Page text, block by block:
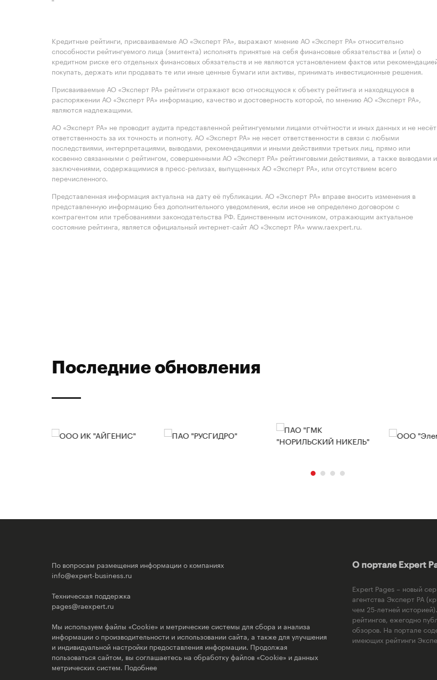
Кредитные рейтинги, присваиваемые АО «Эксперт РА», выражают мнение АО «Эксперт РА» относительно
способности рейтингуемого лица (эмитента) исполнять принятые на себя финансовые обязательства и (или) о
кредитном риске его отдельных финансовых обязательств и не являются установлением фактов или
покупать, держать или продавать те или иные ценные бумаги или активы, принимать инвестиционные решения.
Присваиваемые АО «Эксперт РА» рейтинги отражают всю относящуюся к объекту рейтинга и находящуюся в
распоряжении АО «Эксперт РА» информацию, качество и достоверность которой, по мнению АО «Эксперт РА»,
являются надлежащими.
АО «Эксперт РА» не проводит аудита представленной рейтингуемыми лицами отчётности и иных данных и не несёт
ответственность за их точность и полноту. АО «Эксперт РА» не несет ответственности в связи с любыми
последствиями, интерпретациями, выводами, рекомендациями и иными действиями третьих лиц, прямо или
косвенно связанными с рейтингом, совершенными АО «Эксперт РА» рейтинговыми действиями, а также выводами и
заключениями, содержащимися в пресс-релизах, выпущенных АО «Эксперт РА», или отсутствием всего
перечисленного.
Представленная информация актуальна на дату её публикации. АО «Эксперт РА» вправе вносить изменения в
представленную информацию без дополнительного уведомления, если иное не определено договором с
контрагентом или требованиями законодательства РФ. Единственным источником, отражающим актуальное
состояние рейтинга, является официальный интернет-сайт АО «Эксперт РА» www.raexpert.ru.
Последние обновления
По вопросам размещения информации о компаниях
info@expert-business.ru
Техническая поддержка
pages@raexpert.ru
Мы используем файлы «Cookie» и метрические системы для сбора и анализа
информации о производительности и использовании сайта, а также для улучшения
и индивидуальной настройки предоставления информации. Продолжая
пользоваться сайтом, вы соглашаетесь на обработку файлов «Cookie» и данных
метрических систем. Подобнее
О портале Expert
Expert Pages – новый
агентства Эксперт РА
чем 25-летней
рейтингов, ежегодно
обзоров. На портале
имеющих рейтинги